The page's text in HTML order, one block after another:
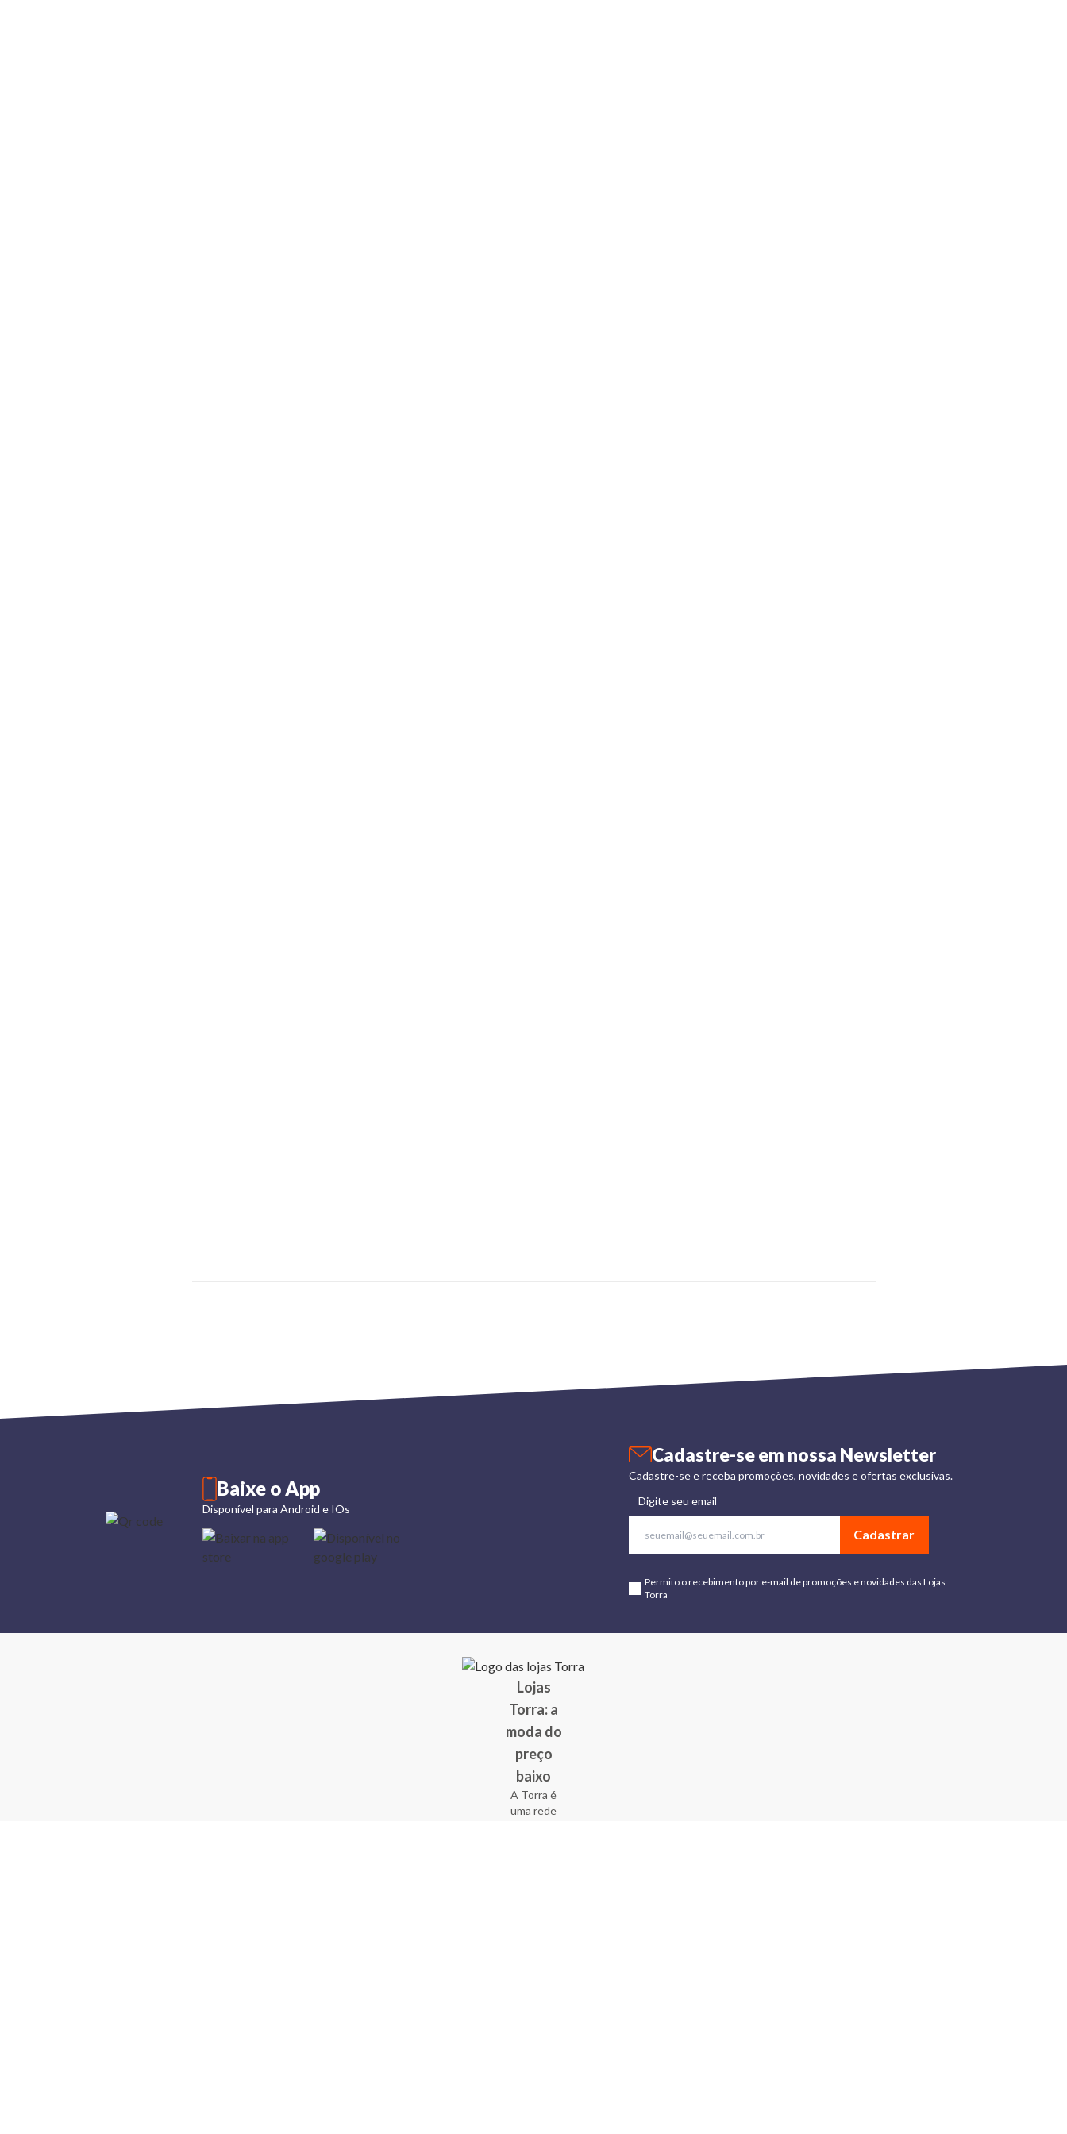
Cadastre-se em nossa Newsletter
Cadastre-se e receba promoções, novidades e ofertas exclusivas.
Digite seu email
Cadastrar
Permito o recebimento por e-mail de promoções e novidades das Lojas
Torra
Baixe o App
Disponível para Android e IOs
Lojas
Torra: a
moda do
preço
baixo
A Torra é
uma rede